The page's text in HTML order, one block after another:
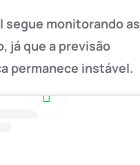
segue monitorando as
já que a previsão
permanece instável.